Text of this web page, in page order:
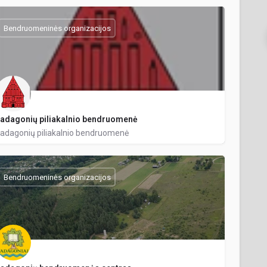
piliakalnio bendruomenė
piliakalnio bendruomenė
Bendruomeninės organizacijos
Bendruomeninės organizacijos